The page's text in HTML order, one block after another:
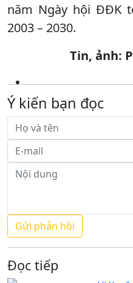
năm Ngày hội ĐĐK
2003 – 2030.
Tin, ảnh:
Ý kiến bạn đọc
Đọc tiếp